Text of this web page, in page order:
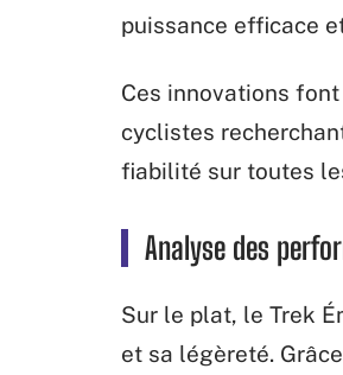
puissance efficace
Ces innovations
cyclistes
fiabilité sur toutes
Analyse des
Sur le plat, le Trek
et sa légèreté.